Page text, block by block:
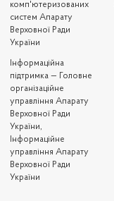
комп'ютеризованих
систем Апарату
Верховної Ради
України
Iнформаційна
підтримка — Головне
організаційне
управління Апарату
Верховної Ради
України,
Інформаційне
управління Апарату
Верховної Ради
України